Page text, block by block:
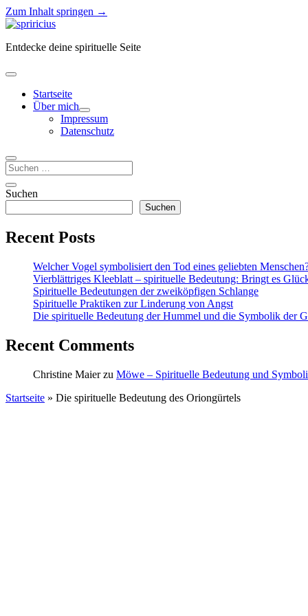
Zum Inhalt springen →
Spiricius
Entdecke deine spirituelle Seite
Menü
öffnenStartseite
Über mich
Menü
öffnen
Impressum
Datenschutz
Suchen
Seitenleiste
Seitenleiste
öffnen
Suchen
Suchen
Recent Posts
Welcher Vogel symbolisiert den Tod eines geliebten
Vierblättriges Kleeblatt – spirituelle Bedeutung: Bringt es
Spirituelle Bedeutungen der zweiköpfigen Schlange
Spirituelle Praktiken zur Linderung von Angst
Die spirituelle Bedeutung der Hummel und die Symbolik der
Recent Comments
Christine Maierzu Möwe – Spirituelle Bedeutung und
Startseite » Die spirituelle Bedeutung des Oriongürtels